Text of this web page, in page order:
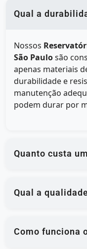
Qual a
Nossos
São Paulosão
apenas materiais
durabilidade e
manutenção
podem durar por
Quanto custa
Qual a
Como funciona